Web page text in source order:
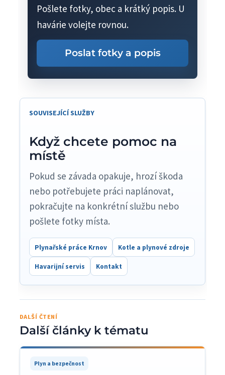
Pošlete fotky, obec a krátký popis. U
havárie volejte rovnou.
Poslat fotky a popis
SOUVISEJÍCÍ SLUŽBY
Když chcete pomoc na
místě
Pokud se závada opakuje, hrozí škoda
nebo potřebujete práci naplánovat,
pokračujte na konkrétní službu nebo
pošlete fotky místa.
Plynařské práce Krnov Kotle a plynové zdroje
Havarijní servis Kontakt
DALŠÍ ČTENÍ
Další články k tématu
Plyn a bezpečnost